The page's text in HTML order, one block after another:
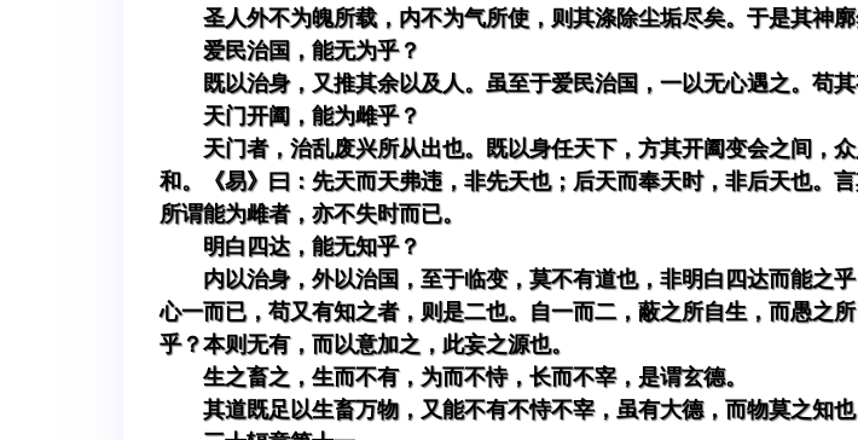
圣人外不为魄所载，内不为气所使，则其涤除尘垢尽矣。于是其神
爱民治国，能无为乎？
既以治身，又推其余以及人。虽至于爱民治国，一以无心遇之。苟
天门开阖，能为雌乎？
天门者，治乱废兴所从出也。既以身任天下，方其开阖变会之间，
和。《易》曰：先天而天弗违，非先天也；后天而奉天时，非后天也。
所谓能为雌者，亦不失时而已。
明白四达，能无知乎？
内以治身，外以治国，至于临变，莫不有道也，非明白四达而能之
心一而已，苟又有知之者，则是二也。自一而二，蔽之所自生，而愚之
乎？本则无有，而以意加之，此妄之源也。
生之畜之，生而不有，为而不恃，长而不宰，是谓玄德。
其道既足以生畜万物，又能不有不恃不宰，虽有大德，而物莫之知也